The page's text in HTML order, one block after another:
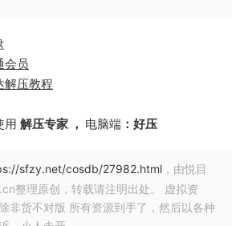
会员
解压教程
用 解压专家 ， 电脑端 ：好压
sfzy.net/cosdb/27982.html ，由悦目
整理原创，转载请注明出处。 虚拟资
非货不对版 所有资源到手了，然后以各种